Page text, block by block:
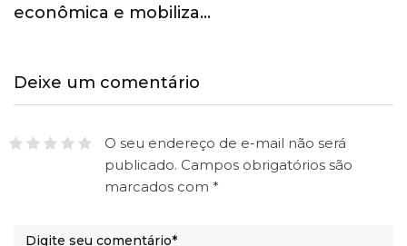
econômica e mobiliza…
Deixe um comentário
O seu endereço de e-mail não será
publicado. Campos obrigatórios são
marcados com *